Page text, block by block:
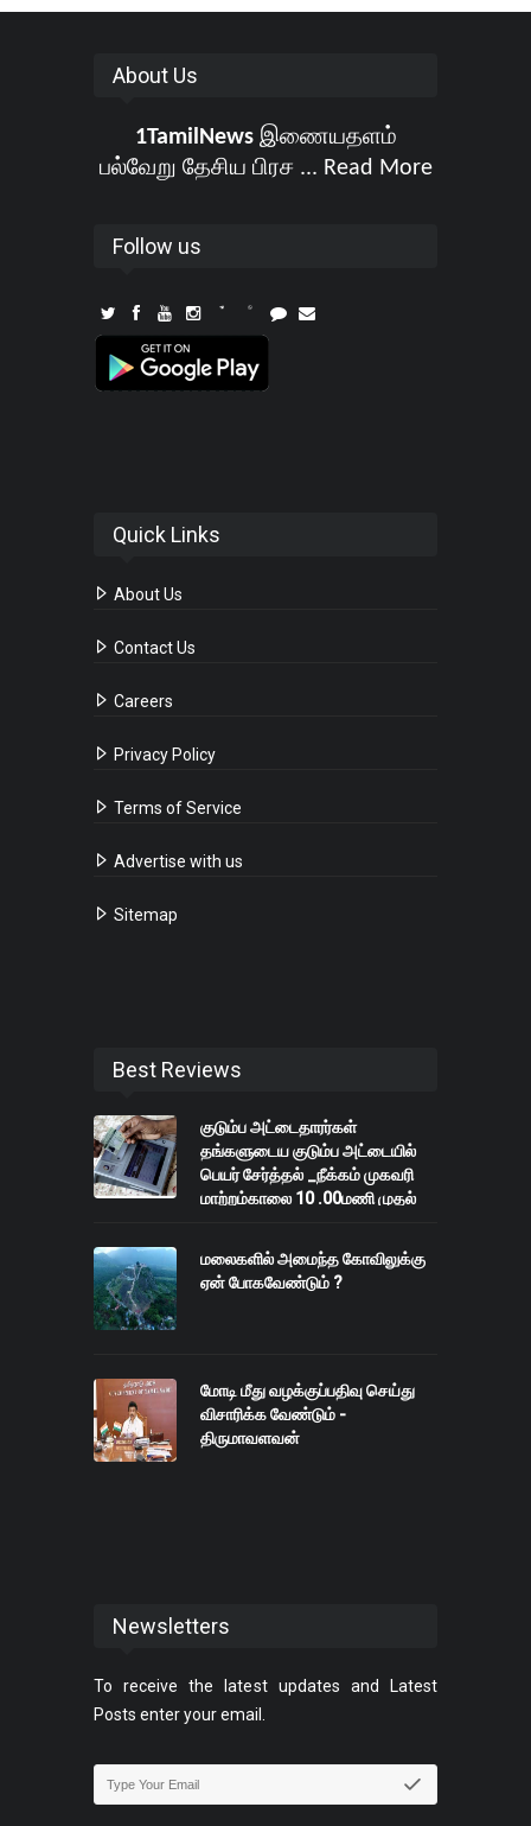
About Us
1TamilNewsஇணையதளம்
பல்வேறு தேசிய பிரச ... Read More
Follow us
Quick Links
About Us
Contact Us
Careers
Privacy Policy
Terms of Service
Advertise with us
Sitemap
Best Reviews
குடும்ப அட்டைதாரர்கள்
தங்களுடைய குடும்ப அட்டையில்
பெயர் சேர்த்தல் _நீக்கம் முகவரி
மாற்றம்காலை 10 .00மணி முதல்
மலைகளில் அமைந்த கோவிலுக்கு
ஏன் போகவேண்டும் ?
மோடி மீது வழக்குப்பதிவு செய்து
விசாரிக்க வேண்டும் -
திருமாவளவன்
Newsletters
To receive the latest updates and Latest
Posts enter your email.